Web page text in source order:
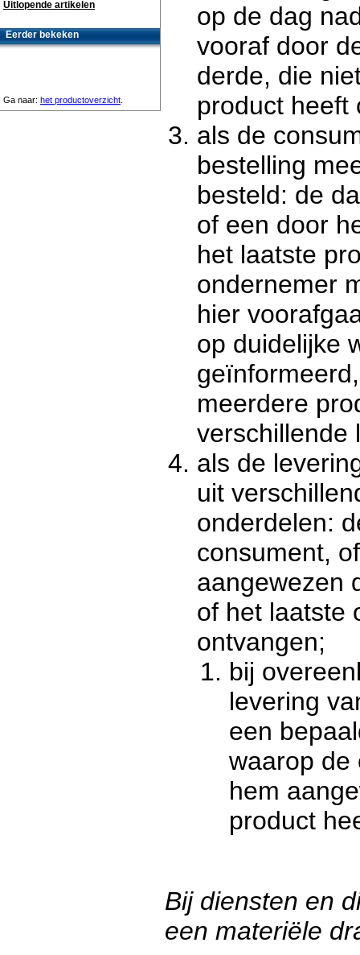
op de dag
vooraf door
derde, die
product heeft
als de
bestelling
besteld: de
of een door
het laatste
ondernemer
hier
op duidelijke
meerdere
verschillende
als de
uit
onderdelen:
consument,
aangewezen
of het laatste
ontvangen;
bij
levering
een
waarop de
hem
product
Bij diensten en
een materiële
Uitlopende artikelen
Eerder bekeken
Ga naar: het productoverzicht